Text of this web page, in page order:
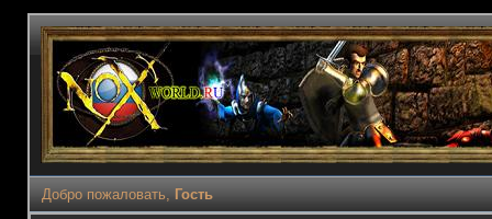
Добро пожаловать, Гость